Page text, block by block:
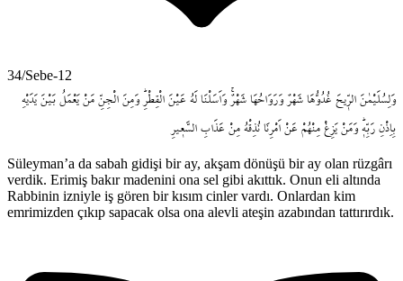
34/Sebe-12
وَلِسُلَيْمٰنَ الرّ۪يحَ غُدُوُّهَا شَهْرٌ وَرَوَاحُهَا شَهْرٌۚ وَاَسَلْنَا لَهُ عَيْنَ الْقِطْرِۜ وَمِنَ الْجِنِّ مَنْ يَعْمَلُ بَيْنَ يَدَيْهِ
بِاِذْنِ رَبِّه۪ۜ وَمَنْ يَزِغْ مِنْهُمْ عَنْ اَمْرِنَا نُذِقْهُ مِنْ عَذَابِ السَّع۪يرِ
Süleyman’a da sabah gidişi bir ay, akşam dönüşü bir ay olan rüzgârı
verdik. Erimiş bakır madenini ona sel gibi akıttık. Onun eli altında
Rabbinin izniyle iş gören bir kısım cinler vardı. Onlardan kim
emrimizden çıkıp sapacak olsa ona alevli ateşin azabından tattırırdık.